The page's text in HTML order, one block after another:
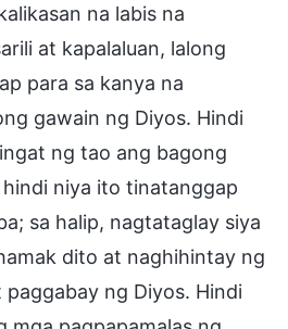
na labis na
at kapalaluan, lalong
para sa kanya na
gawain ng Diyos. Hindi
ng tao ang bagong
niya ito tinatanggap
sa halip, nagtataglay siya
dito at naghihintay ng
ng Diyos. Hindi